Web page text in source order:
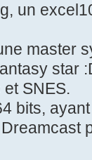
un
master
star
SNES.
bits,